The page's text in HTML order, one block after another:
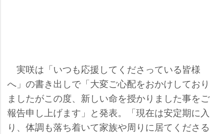
実咲は「いつも応援してくださっている皆様
へ」の書き出しで「大変ご心配をおかけしており
ましたがこの度、新しい命を授かりました事をご
報告申し上げます」と発表。「現在は安定期に入
り、体調も落ち着いて家族や周りに居てくださる